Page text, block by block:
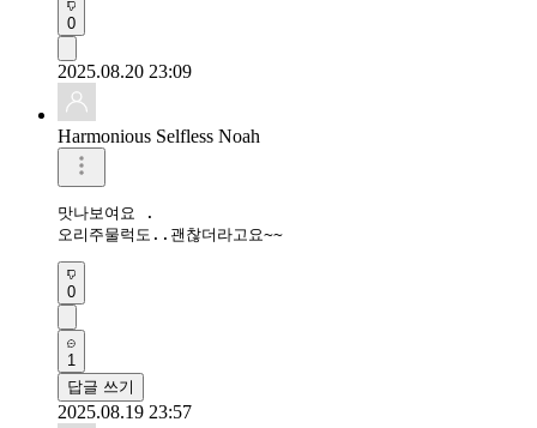
0
2025.08.20 23:09
Harmonious Selfless Noah
맛나보여요 .
오리주물럭도..괜찮더라고요~~
0
1
답글 쓰기
2025.08.19 23:57